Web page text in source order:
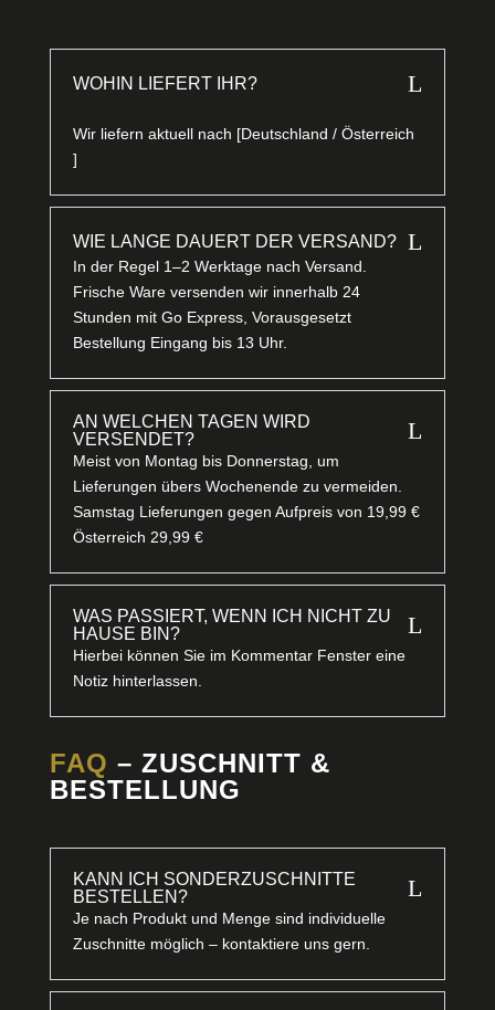
WOHIN LIEFERT IHR? L
Wir liefern aktuell nach [Deutschland / Österreich
]
WIE LANGE DAUERT DER VERSAND? L
In der Regel 1–2 Werktage nach Versand.
Frische Ware versenden wir innerhalb 24
Stunden mit Go Express, Vorausgesetzt
Bestellung Eingang bis 13 Uhr.
AN WELCHEN TAGEN WIRD
VERSENDET?
L
Meist von Montag bis Donnerstag, um
Lieferungen übers Wochenende zu vermeiden.
Samstag Lieferungen gegen Aufpreis von 19,99 €
Österreich 29,99 €
WAS PASSIERT, WENN ICH NICHT ZU
HAUSE BIN?
L
Hierbei können Sie im Kommentar Fenster eine
Notiz hinterlassen.
FAQ – ZUSCHNITT &
BESTELLUNG
KANN ICH SONDERZUSCHNITTE
BESTELLEN?
L
Je nach Produkt und Menge sind individuelle
Zuschnitte möglich – kontaktiere uns gern.